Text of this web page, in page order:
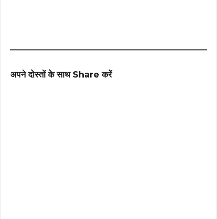
अपने दोस्तों के साथ Share करें